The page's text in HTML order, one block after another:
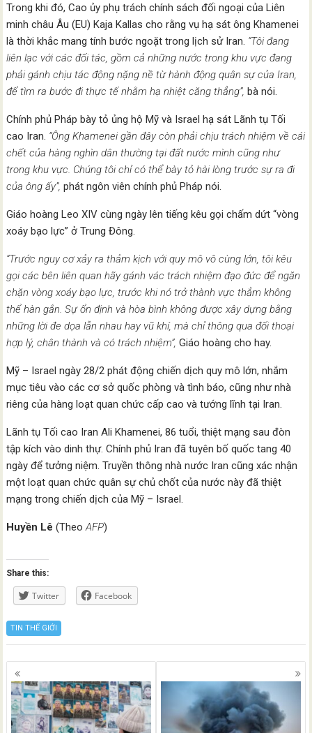
Trong khi đó, Cao ủy phụ trách chính sách đối ngoại của Liên
minh châu Âu (EU) Kaja Kallas cho rằng vụ hạ sát ông Khamenei
là thời khắc mang tính bước ngoặt trong lịch sử Iran. “Tôi đang
liên lạc với các đối tác, gồm cả những nước trong khu vực đang
phải gánh chịu tác động nặng nề từ hành động quân sự của Iran,
để tìm ra bước đi thực tế nhằm hạ nhiệt căng thẳng”,bà nói.
Chính phủ Pháp bày tỏ ủng hộ Mỹ và Israel hạ sát Lãnh tụ Tối
cao Iran. “Ông Khamenei gần đây còn phải chịu trách nhiệm về cái
chết của hàng nghìn dân thường tại đất nước mình cũng như
trong khu vực. Chúng tôi chỉ có thể bày tỏ hài lòng trước sự ra đi
của ông ấy”,phát ngôn viên chính phủ Pháp nói.
Giáo hoàng Leo XIV cùng ngày lên tiếng kêu gọi chấm dứt “vòng
xoáy bạo lực” ở Trung Đông.
“Trước nguy cơ xảy ra thảm kịch với quy mô vô cùng lớn, tôi kêu
gọi các bên liên quan hãy gánh vác trách nhiệm đạo đức để ngăn
chặn vòng xoáy bạo lực, trước khi nó trở thành vực thẳm không
thể hàn gắn. Sự ổn định và hòa bình không được xây dựng bằng
những lời đe dọa lẫn nhau hay vũ khí, mà chỉ thông qua đối thoại
hợp lý, chân thành và có trách nhiệm”,Giáo hoàng cho hay.
Mỹ – Israel ngày 28/2 phát động chiến dịch quy mô lớn, nhắm
mục tiêu vào các cơ sở quốc phòng và tình báo, cũng như nhà
riêng của hàng loạt quan chức cấp cao và tướng lĩnh tại Iran.
Lãnh tụ Tối cao Iran Ali Khamenei, 86 tuổi, thiệt mạng sau đòn
tập kích vào dinh thự. Chính phủ Iran đã tuyên bố quốc tang 40
ngày để tưởng niệm. Truyền thông nhà nước Iran cũng xác nhận
một loạt quan chức quân sự chủ chốt của nước này đã thiệt
mạng trong chiến dịch của Mỹ – Israel.
Huyền Lê (TheoAFP)
Share this:
Twitter Facebook
TIN THẾ GIỚI
Posts
navigation